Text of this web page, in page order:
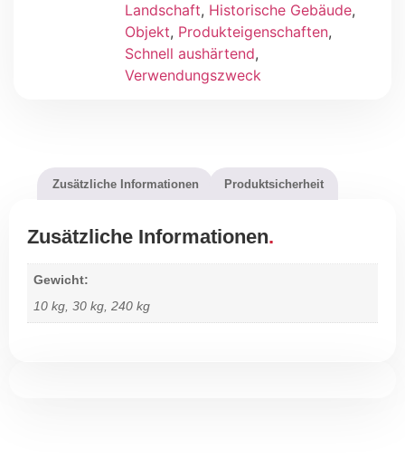
Landschaft, Historische Gebäude,
Objekt, Produkteigenschaften,
Schnell aushärtend,
Verwendungszweck
Zusätzliche Informationen Produktsicherheit
Zusätzliche Informationen
Gewicht
10 kg, 30 kg, 240 kg